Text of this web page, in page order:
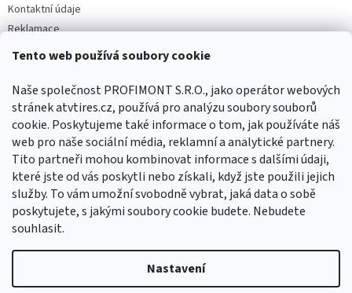
Tento web používá soubory cookie
Naše společnost PROFIMONT S.R.O., jako operátor webových
stránek atvtires.cz, používá pro analýzu soubory souborů
cookie. Poskytujeme také informace o tom, jak používáte náš
web pro naše sociální média, reklamní a analytické partnery.
Tito partneři mohou kombinovat informace s dalšími údaji,
které jste od vás poskytli nebo získali, když jste použili jejich
služby. To vám umožní svobodně vybrat, jaká data o sobě
poskytujete, s jakými soubory cookie budete. Nebudete
souhlasit.
Nastavení
Kontaktní údaje
Reklamace
Facebook